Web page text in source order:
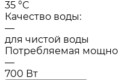
35 °С
Качество воды:
—
для чистой воды
Потребляемая
—
700 Вт